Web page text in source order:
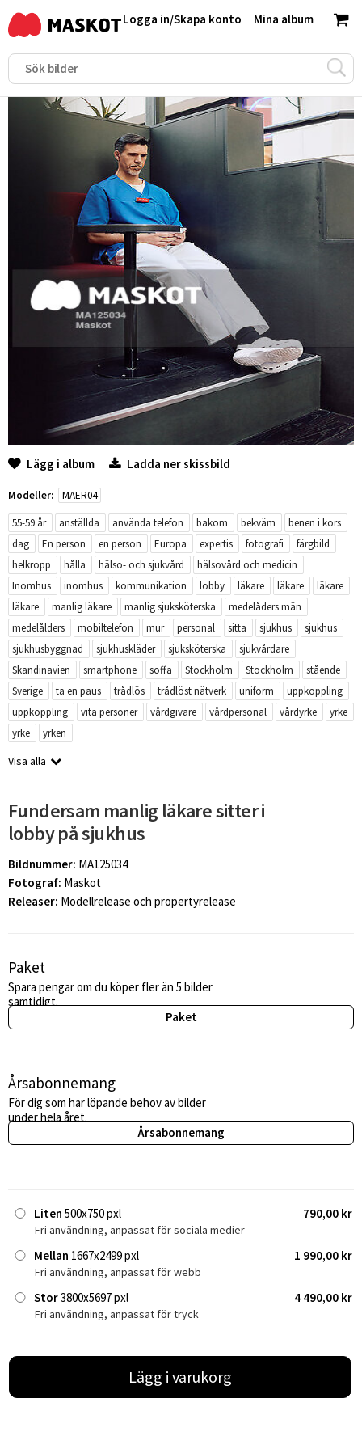
Mina album
Logga in/Skapa konto
Lägg i album Ladda ner skissbild
Modeller:
MAER04
55-59 år
anställda använda telefon bakom bekväm
benen i kors
dag
En person en person Europa expertis fotografi
färgbild
helkropp
hålla hälso- och sjukvård
hälsovård och medicin
Inomhus
inomhus kommunikation lobby läkare läkare
läkare
läkare
manlig läkare manlig sjuksköterska
medelåders män
medelålders
mobiltelefon mur personal sitta sjukhus
sjukhus
sjukhusbyggnad
sjukhuskläder sjuksköterska
sjukvårdare
Skandinavien
smartphone soffa Stockholm Stockholm
stående
Sverige
ta en paus trådlös trådlöst nätverk uniform
uppkoppling
uppkoppling
vita personer vårdgivare vårdpersonal vårdyrke
yrke
yrke
yrken
Visa alla
Fundersam manlig läkare sitter i
lobby på sjukhus
Bildnummer: MA125034
Fotograf: Maskot
Releaser: Modellrelease och propertyrelease
Paket
Spara pengar om du köper fler än 5 bilder
samtidigt.
Paket
Årsabonnemang
För dig som har löpande behov av bilder
under hela året.
Årsabonnemang
Liten 500x750 pxl 790,00 kr
Fri användning, anpassat för sociala medier
Mellan 1667x2499 pxl 1 990,00 kr
Fri användning, anpassat för webb
Stor3800x5697 pxl 4 490,00 kr
Fri användning, anpassat för tryck
Lägg i varukorg